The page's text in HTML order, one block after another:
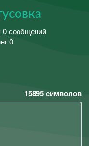
0 сообщений
0
15895символов